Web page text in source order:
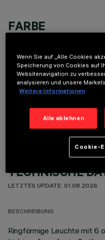
FARBE
OPTIONALE
TECHNISCHE
LETZTES UPDATE: 01.08.2026
BESCHREIBUNG
Ringförmige Leuchte mit 6
Wenn Sie auf „Alle Cookies
Speicherung von Cookies auf
Websitenavigation zu
analysieren und unsere
Weitere Informationen
Alle ablehnen
Cookie-